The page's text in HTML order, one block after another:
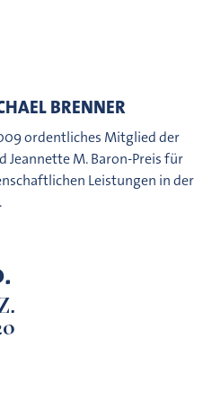
BRENNER
ordentliches Mitglied der
Jeannette M. Baron-Preis für
Leistungen in der